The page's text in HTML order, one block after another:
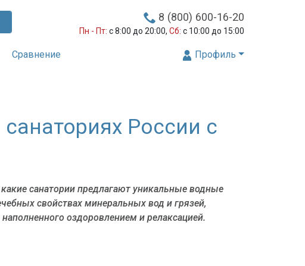
8 (800) 600-16-20
Пн - Пт: с 8:00 до 20:00, Сб: с 10:00 до 15:00
Сравнение Профиль
России с
санатории предлагают уникальные водные
свойствах минеральных вод и грязей,
оздоровлением и релаксацией.